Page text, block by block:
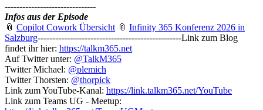
-------------------------------
Infos aus der Episode
📎 Copilot Cowork Übersicht 📎 Infinity 365 Konferenz 2026 in
Salzburg-------------------------------------------------Link zum Blog
findet ihr hier: https://talkm365.net
Auf Twitter unter: @TalkM365
Twitter Michael: @plemich
Twitter Thorsten: @thorpick
Link zum YouTube-Kanal: https://link.talkm365.net/YouTube
Link zum Teams UG - Meetup: